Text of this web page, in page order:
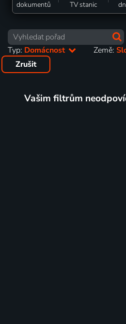
dokumentů TV stanic
Typ: Domácnost Země:
Zrušit
Vašim filtrům